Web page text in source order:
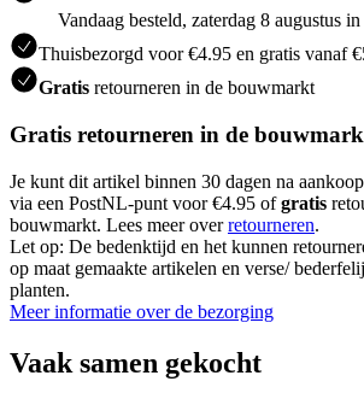
Vandaag besteld, zaterdag 8 augustus
Thuisbezorgd voor €4.95 en gratis vanaf
Gratis retourneren in de bouwmarkt
Gratis retourneren in de
Je kunt dit artikel binnen 30 dagen na
via een PostNL-punt voor €4.95 ofgratis
bouwmarkt. Lees meer overretourneren.
Let op: De bedenktijd en het kunnen
op maat gemaakte artikelen en verse/
planten.
Meer informatie over de bezorging
Vaak samen gekocht